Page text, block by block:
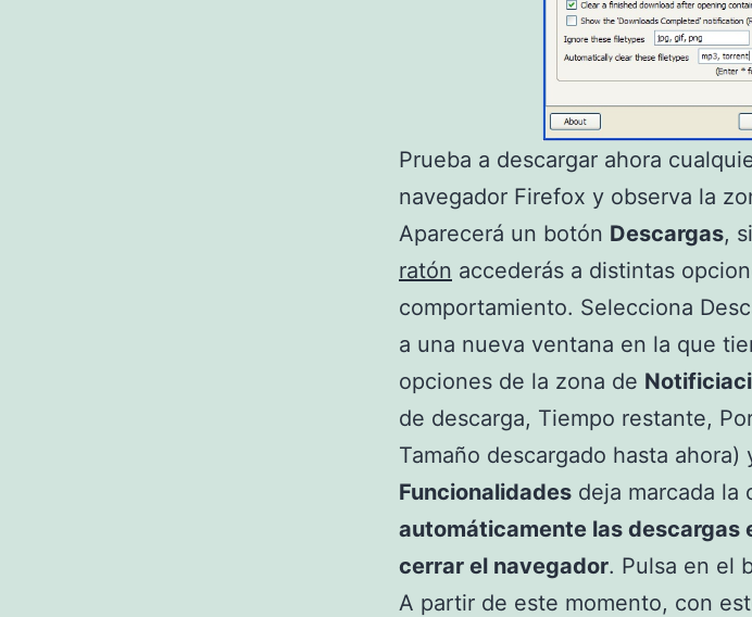
Prueba a descargar ahora
navegador Firefox y observa la
Aparecerá un botón Descargas,
ratón accederás a distintas
comportamiento. Selecciona
a una nueva ventana en la que
opciones de la zona de
de descarga, Tiempo restante,
Tamaño descargado hasta ahora)
Funcionalidades deja marcada la
automáticamente las descargas
cerrar el navegador. Pulsa en el
A partir de este momento, con